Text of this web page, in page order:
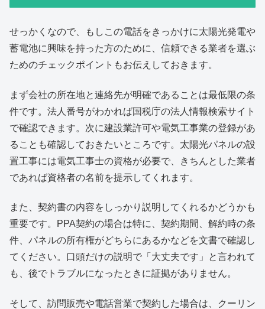
せっかくなので、もしこの電話をきっかけに太陽光発電や
蓄電池に興味を持った方のために、信頼できる業者を選ぶ
ためのチェックポイントもお伝えしておきます。
まず会社の所在地と連絡先が明確であることは最低限の条
件です。法人番号がわかれば国税庁の法人情報検索サイト
で確認できます。次に建設業許可や電気工事業の登録があ
ることも確認しておきたいところです。太陽光パネルの設
置工事には電気工事士の資格が必要で、きちんとした業者
であれば資格者の名前を提示してくれます。
また、契約書の内容をしっかり説明してくれるかどうかも
重要です。PPA契約の場合は特に、契約期間、解約時の条
件、パネルの所有権がどちらにあるかなどを文書で確認し
てください。口頭だけの説明で「大丈夫です」と言われて
も、後でトラブルになったときに証拠がありません。
そして、訪問販売や電話営業で契約した場合は、クーリン